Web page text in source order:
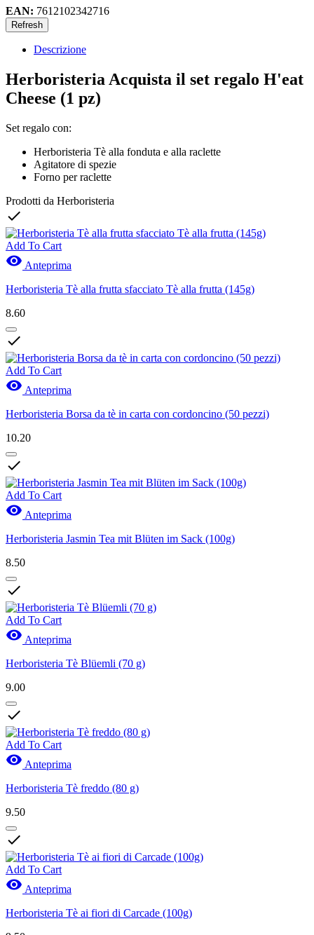
EAN: 7612102342716
Descrizione
Herboristeria Acquista il set regalo H'eat
Cheese (1 pz)
Set regalo con:
Herboristeria Tè alla fonduta e alla raclette
Agitatore di spezie
Forno per raclette
Prodotti da Herboristeria

Add To Cart
 Anteprima
Herboristeria Tè alla frutta sfacciato Tè alla frutta (145g)
8.60

Add To Cart
 Anteprima
Herboristeria Borsa da tè in carta con cordoncino (50 pezzi)
10.20

Add To Cart
 Anteprima
Herboristeria Jasmin Tea mit Blüten im Sack (100g)
8.50

Add To Cart
 Anteprima
Herboristeria Tè Blüemli (70 g)
9.00

Add To Cart
 Anteprima
Herboristeria Tè freddo (80 g)
9.50

Add To Cart
 Anteprima
Herboristeria Tè ai fiori di Carcade (100g)